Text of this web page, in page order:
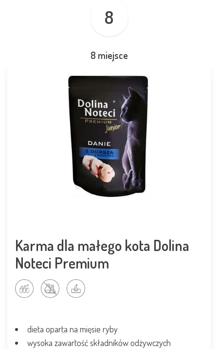
8
8 miejsce
Karma dla małego kota Dolina
Noteci Premium
dieta oparta na mięsie ryby
wysoka zawartość składników odżywczych